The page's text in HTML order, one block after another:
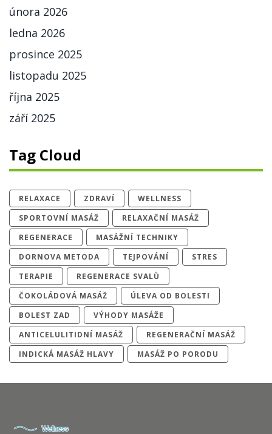
února 2026
ledna 2026
prosince 2025
listopadu 2025
října 2025
září 2025
Tag Cloud
RELAXACE ZDRAVÍ
WELLNESS
SPORTOVNÍ MASÁŽ
RELAXAČNÍ MASÁŽ
REGENERACE
MASÁŽNÍ TECHNIKY
DORNOVA METODA
TEJPOVÁNÍ
STRES
TERAPIE
REGENERACE SVALŮ
ČOKOLÁDOVÁ MASÁŽ
ÚLEVA OD BOLESTI
BOLEST ZAD
VÝHODY MASÁŽE
ANTICELULITIDNÍ MASÁŽ
REGENERAČNÍ MASÁŽ
INDICKÁ MASÁŽ HLAVY
MASÁŽ PO PORODU